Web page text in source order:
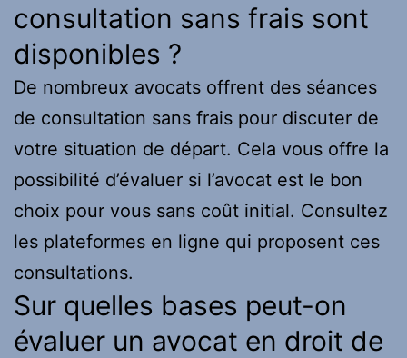
consultation sans frais sont
disponibles ?
De nombreux avocats offrent des séances
de consultation sans frais pour discuter de
votre situation de départ. Cela vous offre la
possibilité d’évaluer si l’avocat est le bon
choix pour vous sans coût initial. Consultez
les plateformes en ligne qui proposent ces
consultations.
Sur quelles bases peut-on
évaluer un avocat en droit de